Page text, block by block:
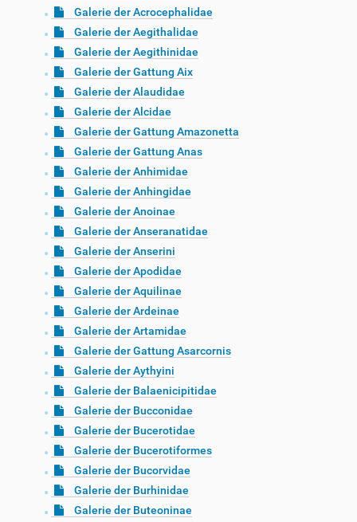
Galerie der Acrocephalidae
Galerie der Aegithalidae
Galerie der Aegithinidae
Galerie der Gattung Aix
Galerie der Alaudidae
Galerie der Alcidae
Galerie der Gattung Amazonetta
Galerie der Gattung Anas
Galerie der Anhimidae
Galerie der Anhingidae
Galerie der Anoinae
Galerie der Anseranatidae
Galerie der Anserini
Galerie der Apodidae
Galerie der Aquilinae
Galerie der Ardeinae
Galerie der Artamidae
Galerie der Gattung Asarcornis
Galerie der Aythyini
Galerie der Balaenicipitidae
Galerie der Bucconidae
Galerie der Bucerotidae
Galerie der Bucerotiformes
Galerie der Bucorvidae
Galerie der Burhinidae
Galerie der Buteoninae